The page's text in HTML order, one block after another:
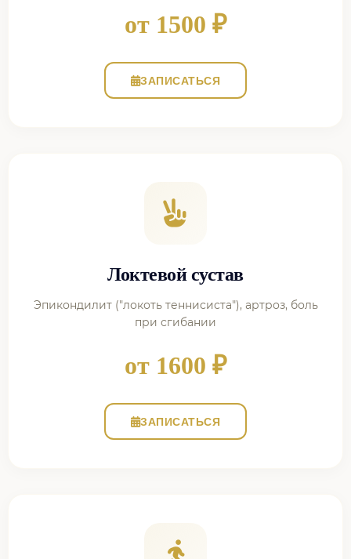
от 1500 ₽
ЗАПИСАТЬСЯ
Локтевой сустав
Эпикондилит ("локоть теннисиста"), артроз, боль
при сгибании
от 1600 ₽
ЗАПИСАТЬСЯ